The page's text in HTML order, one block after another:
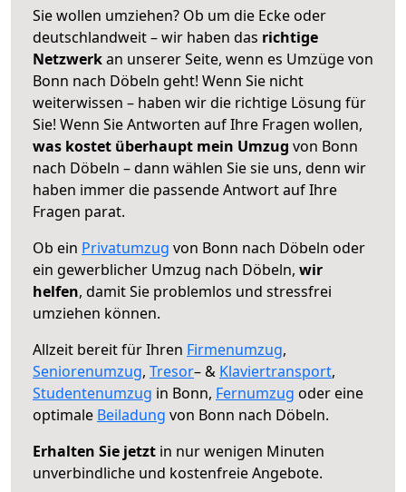
Sie wollen umziehen? Ob um die Ecke oder
deutschlandweit – wir haben das richtige
Netzwerkan unserer Seite, wenn es Umzüge von
Bonn nach Döbeln geht! Wenn Sie nicht
weiterwissen – haben wir die richtige Lösung für
Sie! Wenn Sie Antworten auf Ihre Fragen wollen,
was kostet überhaupt mein Umzug von Bonn
nach Döbeln – dann wählen Sie sie uns, denn wir
haben immer die passende Antwort auf Ihre
Fragen parat.
Ob ein Privatumzug von Bonn nach Döbeln oder
ein gewerblicher Umzug nach Döbeln, wir
helfen, damit Sie problemlos und stressfrei
umziehen können.
Allzeit bereit für Ihren Firmenumzug,
Seniorenumzug, Tresor– & Klaviertransport,
Studentenumzug in Bonn, Fernumzug oder eine
optimale Beiladung von Bonn nach Döbeln.
Erhalten Sie jetzt in nur wenigen Minuten
unverbindliche und kostenfreie Angebote.